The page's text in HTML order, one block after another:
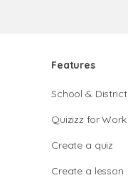
Features
School & District
Quizizz for Work
Create a quiz
Create a lesson